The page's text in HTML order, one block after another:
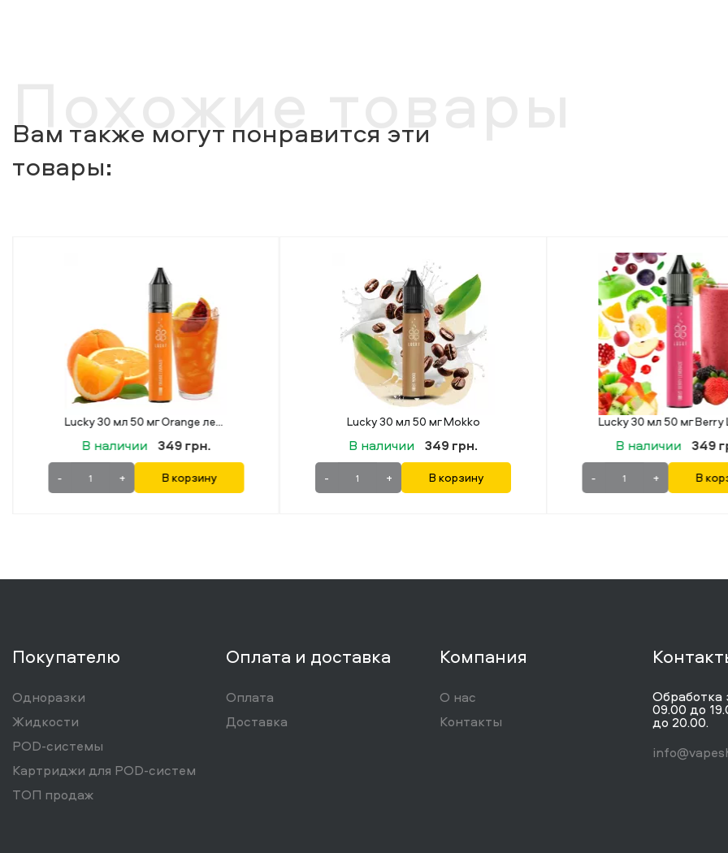
Похожие товары
Вам также могут понравится эти
товары:
Lucky 30 мл 50 мг Orange лемонад
В корзину
Lucky 30 мл 50 мг Mokko
В наличии
- В корзину
Lucky 30 мл 50 мг Berry Lemonade
В наличии
- В корзину -
Покупателю
Одноразки
Жидкости
POD-системы
Картриджи для POD-систем
ТОП продаж
Оплата и доставка
Оплата
Доставка
Компания
О нас
Контакты
Обработка
09.00 до
до 20.00.